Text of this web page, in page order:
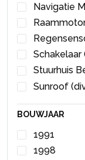
Navigatie
Schakelaar
Stuurhuis
Sunroof
Telefoon
Telefoon
BOUWJAAR
1991
1998